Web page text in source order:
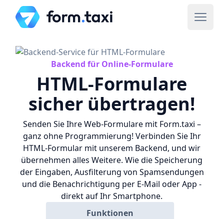
Backend für Online-Formulare
HTML-Formulare
sicher übertragen!
Senden Sie Ihre Web-Formulare mit Form.taxi –
ganz ohne Programmierung! Verbinden Sie Ihr
HTML-Formular mit unserem Backend, und wir
übernehmen alles Weitere. Wie die Speicherung
der Eingaben, Ausfilterung von Spamsendungen
und die Benachrichtigung per E-Mail oder App -
direkt auf Ihr Smartphone.
Funktionen